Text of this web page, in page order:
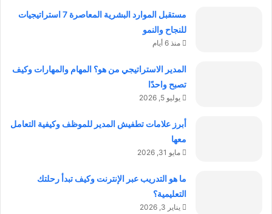
مستقبل الموارد البشرية المعاصرة 7 استراتيجيات
للنجاح والنمو
منذ 6 أيام
المدير الاستراتيجي من هو؟ المهام والمهارات وكيف
تصبح واحدًا
يوليو 5, 2026
أبرز علامات تطفيش المدير للموظف وكيفية التعامل
معها
مايو 31, 2026
ما هو التدريب عبر الإنترنت وكيف تبدأ رحلتك
التعليمية؟
يناير 3, 2026